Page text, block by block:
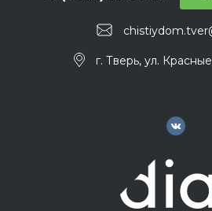
г. Тверь, ул.